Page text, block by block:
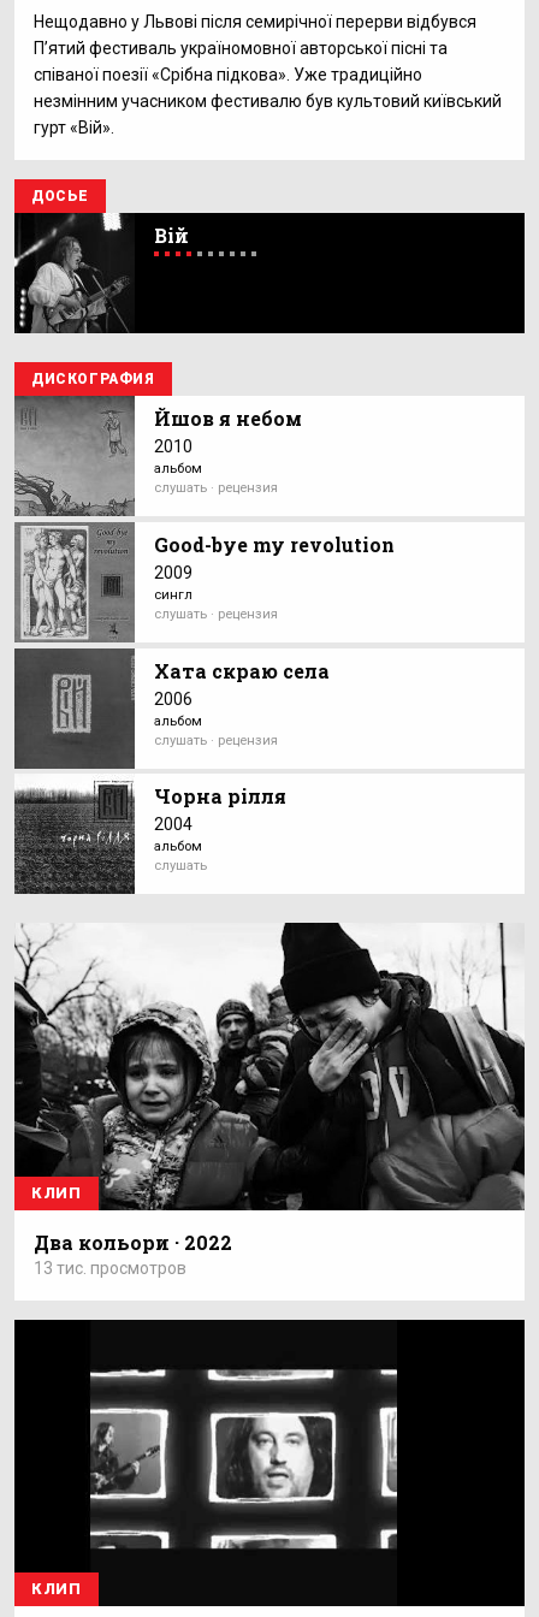
Нещодавно у Львові після семирічної перерви відбувся
П’ятий фестиваль україномовної авторської пісні та
співаної поезії «Срібна підкова». Уже традиційно
незмінним учасником фестивалю був культовий київський
гурт «Вій».
ДОСЬЕ
Вій
ДИСКОГРАФИЯ
Йшов я небом
2010
альбом
слушать · рецензия
Good-bye my revolution
2009
сингл
слушать · рецензия
Хата скраю села
2006
альбом
слушать · рецензия
Чорна рілля
2004
альбом
слушать
КЛИП
Два кольори · 2022
13 тис. просмотров
КЛИП